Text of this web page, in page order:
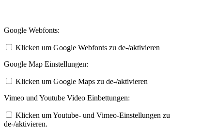
Google Webfonts:
Klicken um Google Webfonts zu de-/aktivieren
Google Map Einstellungen:
Klicken um Google Maps zu de-/aktivieren
Vimeo und Youtube Video Einbettungen:
Klicken um Youtube- und Vimeo-Einstellungen zu
de-/aktivieren.